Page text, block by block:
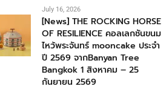
July 16, 2026
[News] THE ROCKING HORSE
OF RESILIENCE คอลเลกชันขนม
ไหว้พระจันทร์ mooncake ประจำ
ปี 2569 จากBanyan Tree
Bangkok 1 สิงหาคม – 25
กันยายน 2569